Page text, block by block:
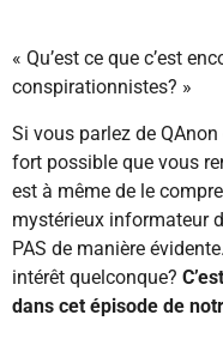
« Qu’est ce que c’est
conspirationnistes? »
Si vous parlez de
fort possible que vous
est à même de le
mystérieux informateur
PAS de manière
intérêt quelconque?
dans cet épisode de